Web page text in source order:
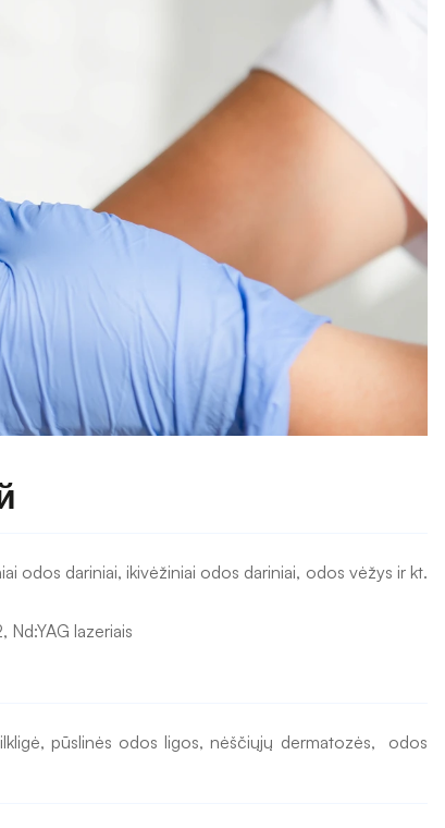
odos dariniai, ikivėžiniai odos dariniai, odos vėžys ir kt.
lazeriais
pūslinės odos ligos, nėščiųjų dermatozės,  odos